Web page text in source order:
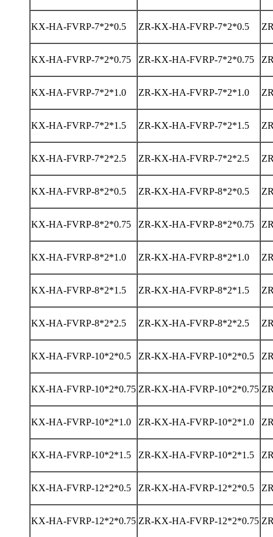
KX-HA-FVRP-7*2*0.5 ZR-KX-HA-FVRP-7*2*0.5
KX-HA-FVRP-7*2*0.75 ZR-KX-HA-FVRP-7*2*0.75
KX-HA-FVRP-7*2*1.0 ZR-KX-HA-FVRP-7*2*1.0
KX-HA-FVRP-7*2*1.5 ZR-KX-HA-FVRP-7*2*1.5
KX-HA-FVRP-7*2*2.5 ZR-KX-HA-FVRP-7*2*2.5
KX-HA-FVRP-8*2*0.5 ZR-KX-HA-FVRP-8*2*0.5
KX-HA-FVRP-8*2*0.75 ZR-KX-HA-FVRP-8*2*0.75
KX-HA-FVRP-8*2*1.0 ZR-KX-HA-FVRP-8*2*1.0
KX-HA-FVRP-8*2*1.5 ZR-KX-HA-FVRP-8*2*1.5
KX-HA-FVRP-8*2*2.5 ZR-KX-HA-FVRP-8*2*2.5
KX-HA-FVRP-10*2*0.5 ZR-KX-HA-FVRP-10*2*0.5
KX-HA-FVRP-10*2*0.75 ZR-KX-HA-FVRP-10*2*0.75
KX-HA-FVRP-10*2*1.0 ZR-KX-HA-FVRP-10*2*1.0
KX-HA-FVRP-10*2*1.5 ZR-KX-HA-FVRP-10*2*1.5
KX-HA-FVRP-12*2*0.5 ZR-KX-HA-FVRP-12*2*0.5
KX-HA-FVRP-12*2*0.75 ZR-KX-HA-FVRP-12*2*0.75